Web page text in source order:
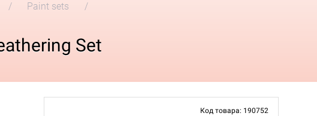
Paint sets
Set
Код товара: 190752